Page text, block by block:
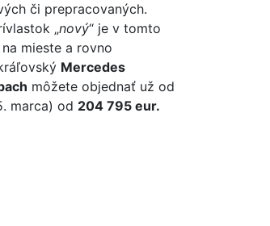
či prepracovaných.
„nový“ je v tomto
mieste a rovno
Mercedes
môžete objednať už od
marca) od 204 795 eur.